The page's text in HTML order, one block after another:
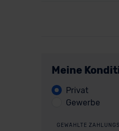
Meine
Privat
Gewerbe
GEWÄHLTE